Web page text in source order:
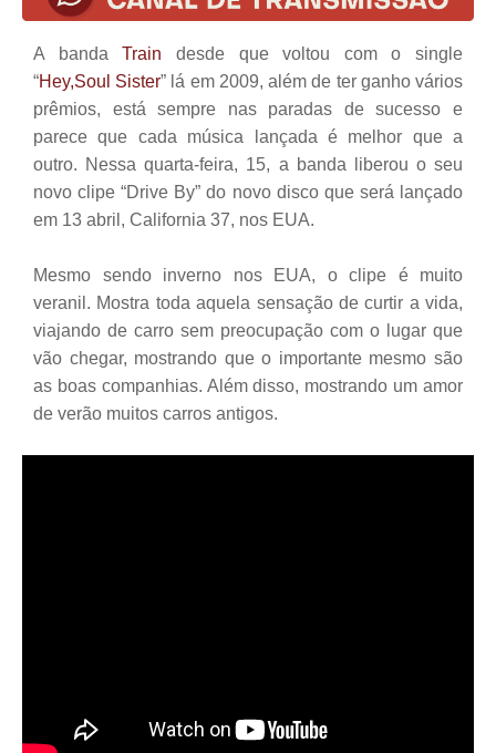
A bandaTrain desde que voltou com o single
“Hey,Soul Sister” lá em 2009, além de ter ganho vários
prêmios, está sempre nas paradas de sucesso e
parece que cada música lançada é melhor que a
outro. Nessa quarta-feira, 15, a banda liberou o seu
novo clipe “Drive By” do novo disco que será lançado
em 13 abril, California 37, nos EUA.
Mesmo sendo inverno nos EUA, o clipe é muito
veranil. Mostra toda aquela sensação de curtir a vida,
viajando de carro sem preocupação com o lugar que
vão chegar, mostrando que o importante mesmo são
as boas companhias. Além disso, mostrando um amor
de verão muitos carros antigos.